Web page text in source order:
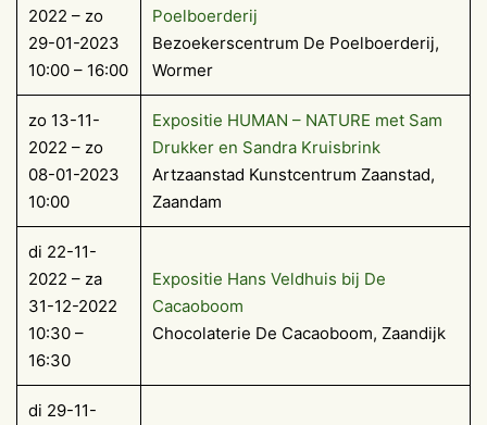
2022 – zo
29-01-2023
10:00 – 16:00
Poelboerderij
Bezoekerscentrum De Poelboerderij,
Wormer
zo 13-11-
2022 – zo
08-01-2023
10:00
Expositie HUMAN – NATURE met Sam
Drukker en Sandra Kruisbrink
Artzaanstad Kunstcentrum Zaanstad,
Zaandam
di 22-11-
2022 – za
31-12-2022
10:30 –
16:30
Expositie Hans Veldhuis bij De
Cacaoboom
Chocolaterie De Cacaoboom, Zaandijk
di 29-11-